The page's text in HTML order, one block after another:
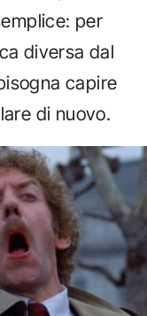
per
diversa dal
capire
di nuovo.